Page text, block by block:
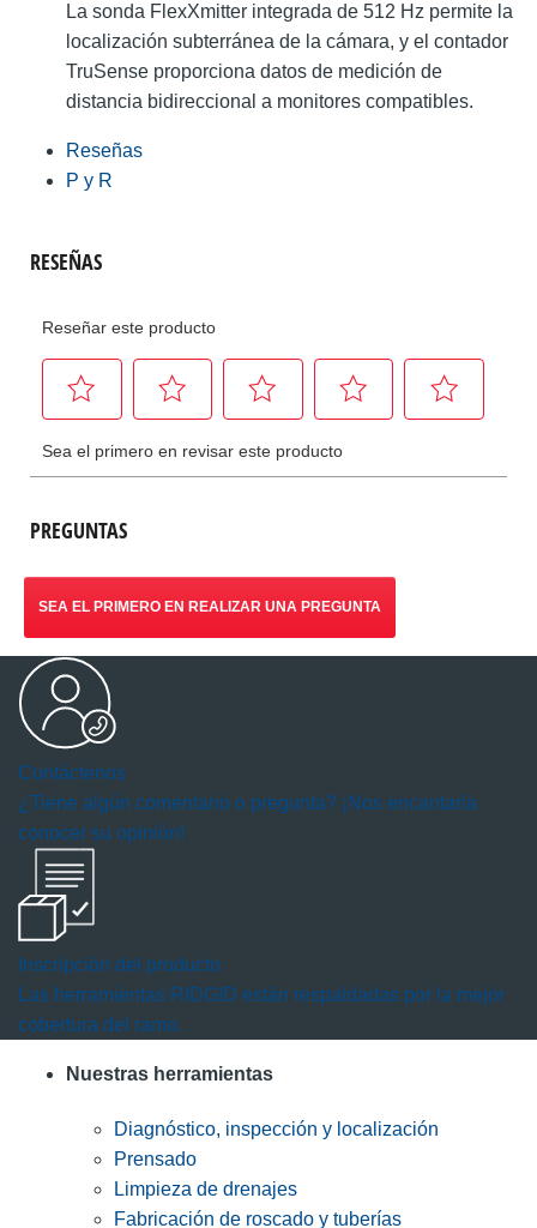
La sonda FlexXmitter integrada de 512 Hz permite la
localización subterránea de la cámara, y el contador
TruSense proporciona datos de medición de
distancia bidireccional a monitores compatibles.
Reseñas
P y R
PREGUNTAS
SEA EL PRIMERO EN REALIZAR UNA PREGUNTA
Contáctenos
¿Tiene algún comentario o pregunta? ¡Nos encantaría
conocer su opinión!
Inscripción del producto
Las herramientas RIDGID están respaldadas por la mejor
cobertura del ramo.
Nuestras herramientas
Diagnóstico, inspección y localización
Prensado
Limpieza de drenajes
Fabricación de roscado y tuberías